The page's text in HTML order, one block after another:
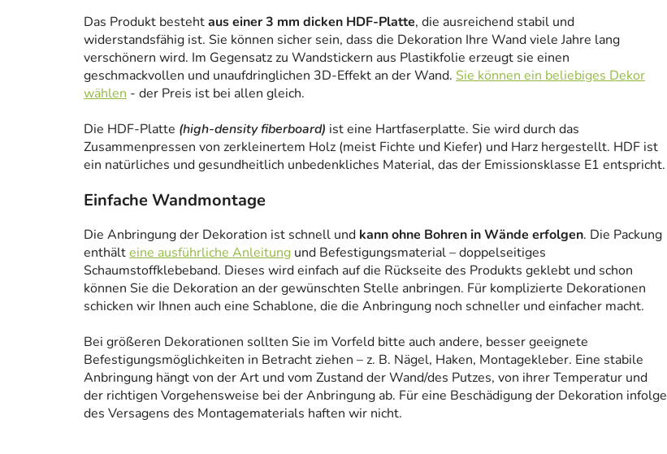
Das Produkt bestehtaus einer 3 mm dicken HDF-Platte, die ausreichend stabil und
widerstandsfähig ist. Sie können sicher sein, dass die Dekoration Ihre Wand viele Jahre lang
verschönern wird. Im Gegensatz zu Wandstickern aus Plastikfolie erzeugt sie einen
geschmackvollen und unaufdringlichen 3D-Effekt an der Wand. Sie können ein beliebiges Dekor
wählen - der Preis ist bei allen gleich.
Die HDF-Platte (high-density fiberboard) ist eine Hartfaserplatte. Sie wird durch das
Zusammenpressen von zerkleinertem Holz (meist Fichte und Kiefer) und Harz hergestellt. HDF ist
ein natürliches und gesundheitlich unbedenkliches Material, das der Emissionsklasse E1 entspricht.
Einfache Wandmontage
Die Anbringung der Dekoration ist schnell und kann ohne Bohren in Wände erfolgen. Die Packung
enthälteine ausführliche Anleitung und Befestigungsmaterial – doppelseitiges
Schaumstoffklebeband. Dieses wird einfach auf die Rückseite des Produkts geklebt und schon
können Sie die Dekoration an der gewünschten Stelle anbringen. Für komplizierte Dekorationen
schicken wir Ihnen auch eine Schablone, die die Anbringung noch schneller und einfacher macht.
Bei größeren Dekorationen sollten Sie im Vorfeld bitte auch andere, besser geeignete
Befestigungsmöglichkeiten in Betracht ziehen – z. B. Nägel, Haken, Montagekleber. Eine stabile
Anbringung hängt von der Art und vom Zustand der Wand/des Putzes, von ihrer Temperatur und
der richtigen Vorgehensweise bei der Anbringung ab. Für eine Beschädigung der Dekoration infolge
des Versagens des Montagematerials haften wir nicht.